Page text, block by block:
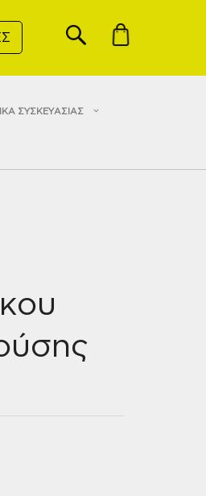
ΣΥΣΚΕΥΑΣΙΑΣ